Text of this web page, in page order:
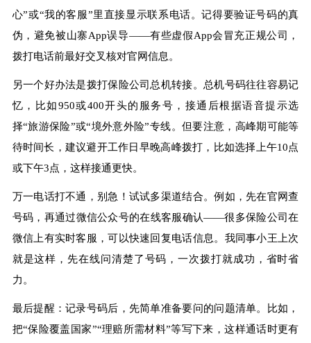
心”或“我的客服”里直接显示联系电话。记得要验证号码的真
伪，避免被山寨App误导——有些虚假App会冒充正规公司，
拨打电话前最好交叉核对官网信息。
另一个好办法是拨打保险公司总机转接。总机号码往往容易记
忆，比如950或400开头的服务号，接通后根据语音提示选
择“旅游保险”或“境外意外险”专线。但要注意，高峰期可能等
待时间长，建议避开工作日早晚高峰拨打，比如选择上午10点
或下午3点，这样接通更快。
万一电话打不通，别急！试试多渠道结合。例如，先在官网查
号码，再通过微信公众号的在线客服确认——很多保险公司在
微信上有实时客服，可以快速回复电话信息。我同事小王上次
就是这样，先在线问清楚了号码，一次拨打就成功，省时省
力。
最后提醒：记录号码后，先简单准备要问的问题清单。比如，
把“保险覆盖国家”“理赔所需材料”等写下来，这样通话时更有